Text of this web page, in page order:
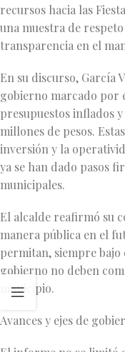
recursos hacia las
una muestra de
transparencia en el
En su discurso, García
gobierno marcado por
presupuestos inflados
millones de pesos.
inversión y la
ya se han dado pasos
municipales.
El alcalde reafirmó su
manera pública en el
permitan, siempre
gobierno no deben
municipio.
Avances y ejes de